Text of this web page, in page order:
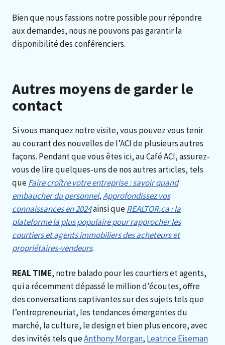
Bien que nous fassions notre possible pour répondre
aux demandes, nous ne pouvons pas garantir la
disponibilité des conférenciers.
Autres moyens de garder le
contact
Si vous manquez notre visite, vous pouvez vous tenir
au courant des nouvelles de l’ACI de plusieurs autres
façons. Pendant que vous êtes ici, au Café ACI, assurez-
vous de lire quelques-uns de nos autres articles, tels
queFaire croître votre entreprise : savoir quand
embaucher du personnel,Approfondissez vos
connaissances en 2024ainsi queREALTOR.ca : la
plateforme la plus populaire pour rapprocher les
courtiers et agents immobiliers des acheteurs et
propriétaires-vendeurs.
REAL TIME, notre balado pour les courtiers et agents,
qui a récemment dépassé le million d’écoutes, offre
des conversations captivantes sur des sujets tels que
l’entrepreneuriat, les tendances émergentes du
marché, la culture, le design et bien plus encore, avec
des invités tels queAnthony Morgan, Leatrice Eiseman